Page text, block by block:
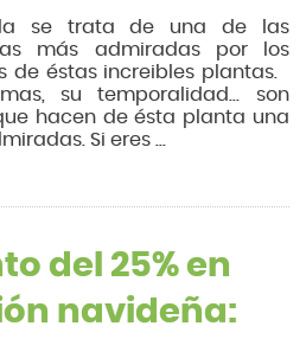
se trata de una de las
más admiradas por los
de éstas increibles plantas.
su temporalidad... son
hacen de ésta planta una
Si eres ...
del 25% en
navideña: